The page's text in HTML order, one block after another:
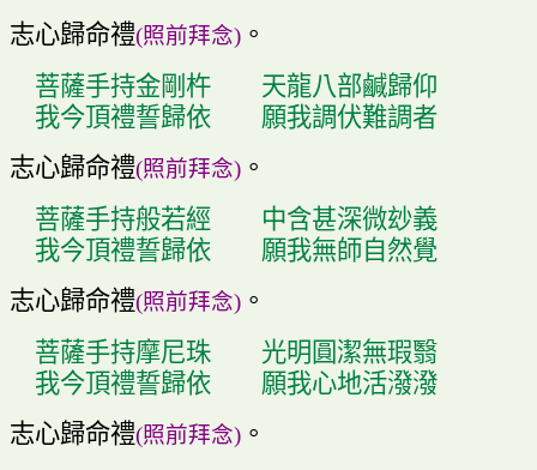
志心歸命禮(照前拜念)。
菩薩手持金剛杵
天龍八部鹹歸仰
我今頂禮誓歸依
願我調伏難調者
志心歸命禮(照前拜念)。
菩薩手持般若經
中含甚深微玅義
我今頂禮誓歸依
願我無師自然覺
志心歸命禮(照前拜念)。
菩薩手持摩尼珠
光明圓潔無瑕翳
我今頂禮誓歸依
願我心地活潑潑
志心歸命禮(照前拜念)。